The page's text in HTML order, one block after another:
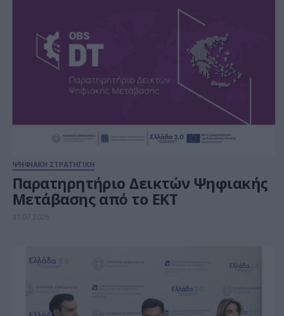
ΨΗΦΙΑΚΗ ΣΤΡΑΤΗΓΙΚΗ
Παρατηρητήριο Δεικτών Ψηφιακής
Μετάβασης από το ΕΚΤ
31.07.2026